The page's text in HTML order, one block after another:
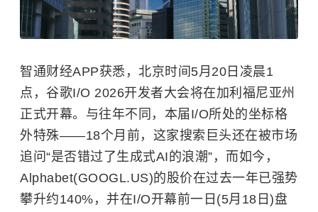
智通财经APP获悉，北京时间5月20日凌晨1
点，谷歌I/O 2026开发者大会将在加利福尼亚州
正式开幕。与往年不同，本届I/O所处的坐标格
外特殊——18个月前，这家搜索巨头还在被市场
追问“是否错过了生成式AI的浪潮”，而如今，
Alphabet(GOOGL.US)的股价在过去一年已强势
攀升约140%，并在I/O开幕前一日(5月18日)盘